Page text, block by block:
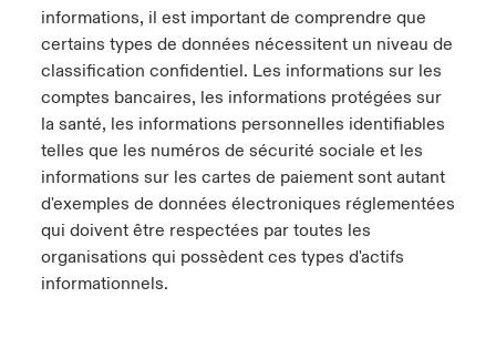
informations, il est important de comprendre que
certains types de données nécessitent un niveau de
classification confidentiel. Les informations sur les
comptes bancaires, les informations protégées sur
la santé, les informations personnelles identifiables
telles que les numéros de sécurité sociale et les
informations sur les cartes de paiement sont autant
d'exemples de données électroniques réglementées
qui doivent être respectées par toutes les
organisations qui possèdent ces types d'actifs
informationnels.